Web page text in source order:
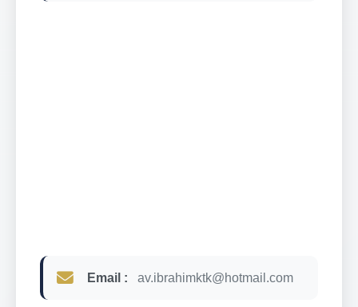
Email : av.ibrahimktk@hotmail.com